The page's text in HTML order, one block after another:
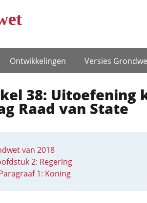
Ontwikke­lingen Versies
38: Uitoefening
Raad van State
van 2018
2: Regering
1: Koning